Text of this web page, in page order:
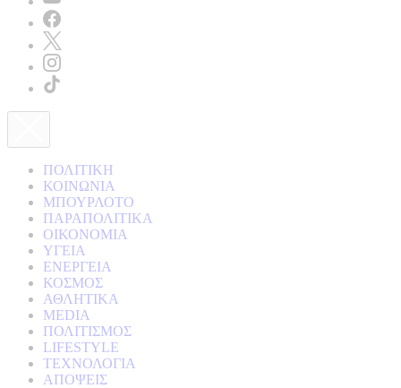
ΠΟΛΙΤΙΚΗ
ΚΟΙΝΩΝΙΑ
ΜΠΟΥΡΛΟΤΟ
ΠΑΡΑΠΟΛΙΤΙΚΑ
ΟΙΚΟΝΟΜΙΑ
ΥΓΕΙΑ
ΕΝΕΡΓΕΙΑ
ΚΟΣΜΟΣ
ΑΘΛΗΤΙΚΑ
MEDIA
ΠΟΛΙΤΙΣΜΟΣ
LIFESTYLE
ΤΕΧΝΟΛΟΓΙΑ
ΑΠΟΨΕΙΣ